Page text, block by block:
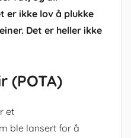
er ikke lov å plukke
Det er heller ikke
(POTA)
et
ble lansert for å